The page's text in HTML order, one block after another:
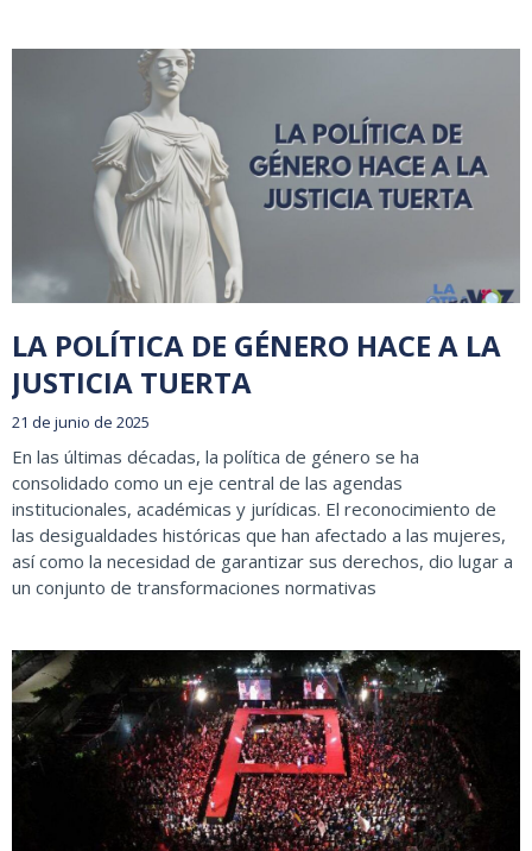
LA POLÍTICA DE GÉNERO HACE A LA
JUSTICIA TUERTA
21 de junio de 2025
En las últimas décadas, la política de género se ha
consolidado como un eje central de las agendas
institucionales, académicas y jurídicas. El reconocimiento de
las desigualdades históricas que han afectado a las mujeres,
así como la necesidad de garantizar sus derechos, dio lugar a
un conjunto de transformaciones normativas